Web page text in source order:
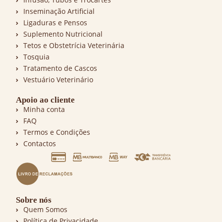
Inseminação Artificial
Ligaduras e Pensos
Suplemento Nutricional
Tetos e Obstetrícia Veterinária
Tosquia
Tratamento de Cascos
Vestuário Veterinário
Apoio ao cliente
Minha conta
FAQ
Termos e Condições
Contactos
Sobre nós
Quem Somos